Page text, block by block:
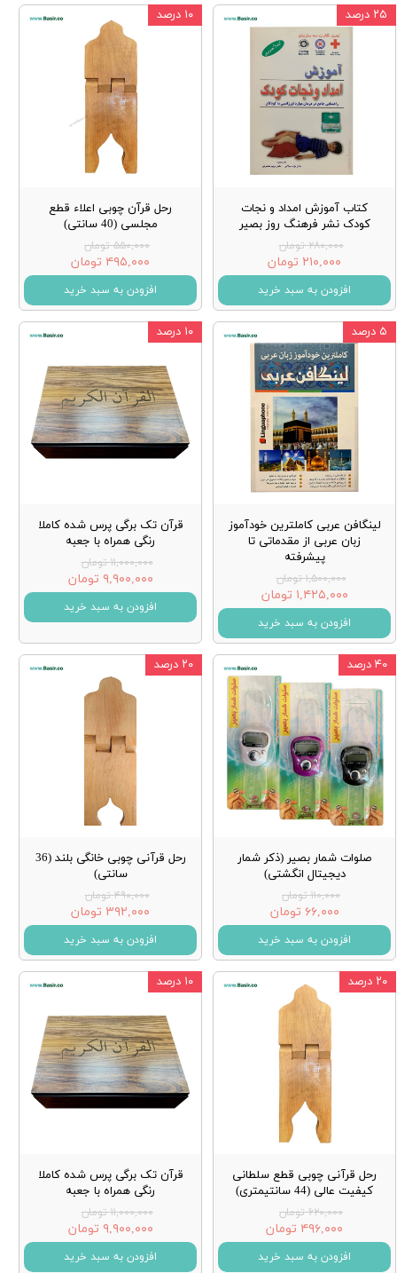
کتاب آموزش امداد و نجات
کودک نشر فرهنگ روز بصیر
۲۸۰,۰۰۰ تومان
۲۱۰,۰۰۰ تومان
افزودن به سبد خرید
۲۵ درصد
رحل قرآن چوبی اعلاء قطع
مجلسی (40 سانتی)
۵۵۰,۰۰۰ تومان
۴۹۵,۰۰۰ تومان
افزودن به سبد خرید
۱۰ درصد
لینگافن عربی کاملترین خودآموز
زبان عربی از مقدماتی تا
پیشرفته
۱,۵۰۰,۰۰۰ تومان
۱,۴۲۵,۰۰۰ تومان
افزودن به سبد خرید
۵ درصد
قرآن تک برگی پرس شده کاملا
رنگی همراه با جعبه
۱۱,۰۰۰,۰۰۰ تومان
۹,۹۰۰,۰۰۰ تومان
افزودن به سبد خرید
۱۰ درصد
صلوات شمار بصیر (ذکر شمار
دیجیتال انگشتی)
۱۱۰,۰۰۰ تومان
۶۶,۰۰۰ تومان
افزودن به سبد خرید
۴۰ درصد
رحل قرآنی چوبی خانگی بلند (36
سانتی)
۴۹۰,۰۰۰ تومان
۳۹۲,۰۰۰ تومان
افزودن به سبد خرید
۲۰ درصد
رحل قرآنی چوبی قطع سلطانی
کیفیت عالی (44 سانتیمتری)
۶۲۰,۰۰۰ تومان
۴۹۶,۰۰۰ تومان
افزودن به سبد خرید
۲۰ درصد
قرآن تک برگی پرس شده کاملا
رنگی همراه با جعبه
۱۱,۰۰۰,۰۰۰ تومان
۹,۹۰۰,۰۰۰ تومان
افزودن به سبد خرید
۱۰ درصد